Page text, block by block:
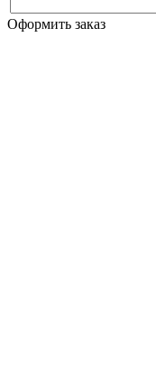
Оформить заказ